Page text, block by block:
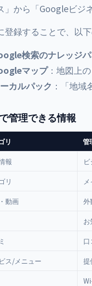
」から「Googleビジ
登録することで、以
検索のナレッジ
マップ：地図上
カルパック ：「地
管理できる情報
リ 管
報
リ
動画 外
ス/メニュー 提